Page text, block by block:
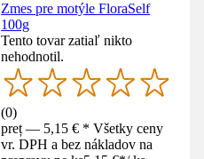
Zmes pre motýle FloraSelf
100g
Tento tovar zatiaľ nikto
nehodnotil.
(0)
preț — 5,15 € * Všetky ceny
vr. DPH a bez nákladov na